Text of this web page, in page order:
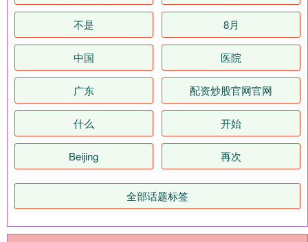
不是 8月
中国 医院
广东 配资炒股官网官网
什么 开始
Beijing 再次
全部话题标签